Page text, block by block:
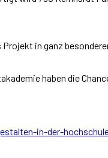
in ganz
haben die
in-der-